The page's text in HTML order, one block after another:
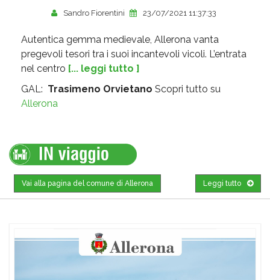
Sandro Fiorentini 23/07/2021 11:37:33
Autentica gemma medievale, Allerona vanta
pregevoli tesori tra i suoi incantevoli vicoli. L’entrata
nel centro [... leggi tutto ]
GAL: Trasimeno Orvietano Scopri tutto su
Allerona
Leggi tutto
Vai alla pagina del comune di Allerona